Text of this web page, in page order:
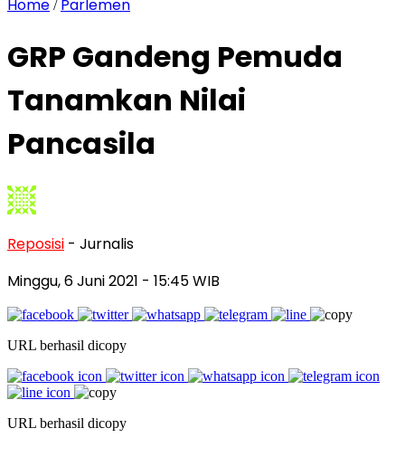
Home / Parlemen
GRP Gandeng Pemuda
Tanamkan Nilai
Pancasila
Reposisi - Jurnalis
Minggu, 6 Juni 2021 - 15:45 WIB
URL berhasil dicopy
URL berhasil dicopy